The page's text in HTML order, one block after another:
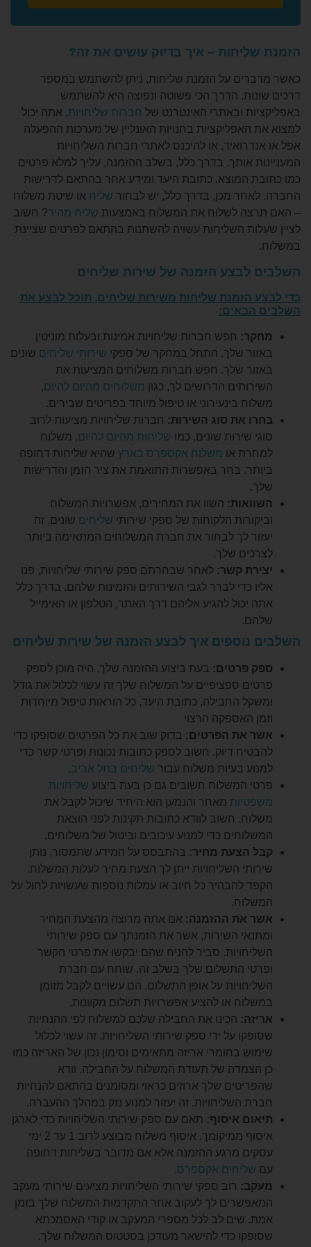
– איך בדיוק עושים את זה?
על הזמנת שליחות, ניתן להשתמש במספר
הדרך הכי פשוטה ונפוצה היא להשתמש
ובאתרי האינטרנט שלחברות שליחויות. אתה יכול
האפליקציות בחנויות האונליין של מערכות ההפעלה
או להיכנס לאתרי חברות השליחויות
אותך. בדרך כלל, בשלב ההזמנה, עליך למלא פרטים
המוצא, כתובת היעד ומידע אחר בהתאם לדרישות
מכן, בדרך כלל, יש לבחורשליחאו שיטת משלוח
לשלוח את המשלוח באמצעותשליח מהיר ? חשוב
השליחות עשויה להשתנות בהתאם לפרטים שציינת
לבצע הזמנה של שירות שליחים
הזמנת שליחות משירות שליחים, תוכל לבצע את
הבאים:
חפש חברות שליחויות אמינות ובעלות מוניטין
שלך. התחל במחקר של ספקישירותי שליחיםשונים
שלך. חפש חברות משלוחים המציעות את
הדרושים לך, כגוןמשלוחים מהיום להיום,
בינעירוני או טיפול מיוחד בפריטים שבירים.
את סוג השירות:חברות שליחויות מציעות לרוב
שירות שונים, כמו שליחות מהיום להיום, משלוח
משלוח אקספרס בארץשהיא שליחות דחופה
בחר באפשרות התואמת את ציר הזמן והדרישות
השוו את המחירים, אפשרויות המשלוח
הלקוחות של ספקי שירותישליחיםשונים. זה
לך לבחור את חברת המשלוחים המתאימה ביותר
שלך.
קשר:לאחר שבחרתם ספק שירותי שליחויות, פנו
כדי לברר לגבי השירותים והזמינות שלהם. בדרך כלל
יכול להגיע אליהם דרך האתר, הטלפון או האימייל
נוספים איך לבצע הזמנה של שירות שליחים
פרטים:בעת ביצוע ההזמנה שלך, היה מוכן לספק
ספציפיים על המשלוח שלך זה עשוי לכלול את גודל
החבילה, כתובת היעד, כל הוראות טיפול מיוחדות
האספקה הרצוי
את הפרטים:בדוק שוב את כל הפרטים שסופקו כדי
דיוק. חשוב לספק כתובות נכונות ופרטי קשר כדי
בעיות משלוח עבורשליחים בתל אביב.
המשלוח חשובים גם כן בעת ביצוע שליחויות
מאחר והנמען הוא היחיד שיכול לקבל את
חשוב לוודא כתובות תקינות לפני הוצאת
כדי למנוע עיכובים וביטול של משלוחים.
הצעת מחיר:בהתבסס על המידע שתמסור, נותן
השליחויות ייתן לך הצעת מחיר לעלות המשלוח.
להבהיר כל חיוב או עמלות נוספות שעשויות לחול על
את ההזמנה:אם אתה מרוצה מהצעת המחיר
השירות, אשר את הזמנתך עם ספק שירותי
סביר להניח שהם יבקשו את פרטי הקשר
התשלום שלך בשלב זה. שוחח עם חברת
על אופן התשלום. הם עשויים לקבל מזומן
או להציע אפשרויות תשלום מקוונות.
הכינו את החבילה שלכם למשלוח לפי ההנחיות
על ידי ספק שירותי השליחויות. זה עשוי לכלול
בחומרי אריזה מתאימים וסימון נכון של האריזה כמו
של תעודת המשלוח על החבילה. וודא
שלך ארוזים כראוי ומסומנים בהתאם להנחיות
השליחויות. זה יעזור למנוע נזק במהלך ההעברה.
איסוף:תאם עם ספק שירותי השליחויות כדי לארגן
איסוף ממיקומך. איסוף משלוח מבוצע לרוב 1 עד 2 ימי
מרגע ההזמנה אלא אם מדובר בשליחות דחופה
שליחים אקספרס.
רוב ספקי שירותי השליחויות מציעים שירותי מעקב
לך לעקוב אחר התקדמות המשלוח שלך בזמן
שים לב לכל מספרי המעקב או קודי האסמכתא
כדי להישאר מעודכן בסטטוס המשלוח שלך.